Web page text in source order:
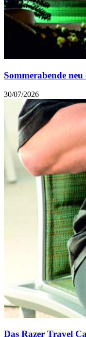
Sommerabende
30/07/2026
Das Razer Travel